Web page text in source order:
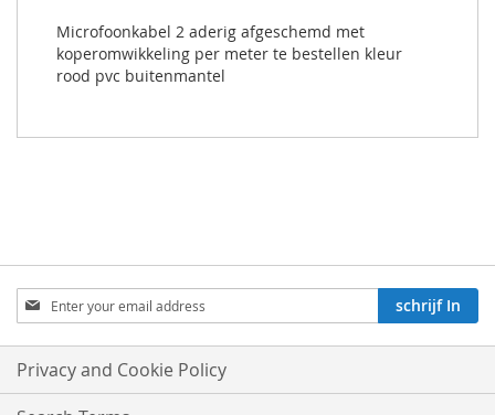
Microfoonkabel 2 aderig afgeschemd met
koperomwikkeling per meter te bestellen kleur
rood pvc buitenmantel
Aboneren
op
onze
nieuwsbrief:
schrijf In
Privacy and Cookie Policy